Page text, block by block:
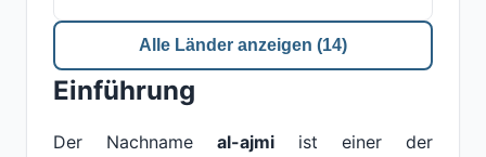
Alle Länder anzeigen (14)
Einführung
Der Nachname al-ajmi ist einer der